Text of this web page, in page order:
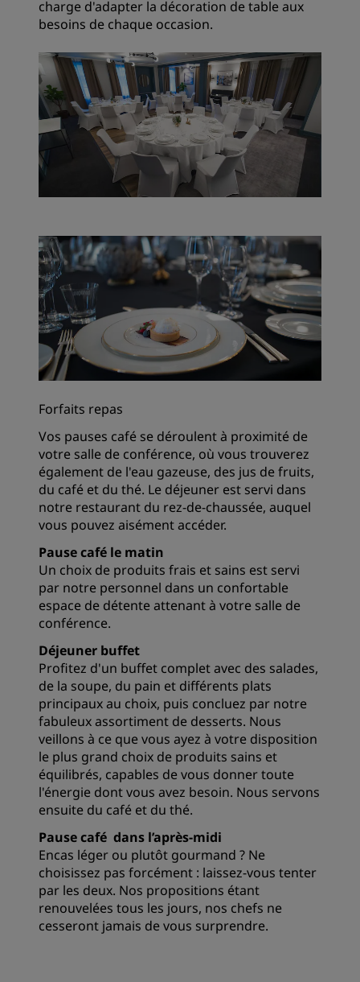
charge d'adapter la décoration de table aux
besoins de chaque occasion.
Forfaits repas
Vos pauses café se déroulent à proximité de
votre salle de conférence, où vous trouverez
également de l'eau gazeuse, des jus de fruits,
du café et du thé. Le déjeuner est servi dans
notre restaurant du rez-de-chaussée, auquel
vous pouvez aisément accéder.
Pause café le matin
Un choix de produits frais et sains est servi
par notre personnel dans un confortable
espace de détente attenant à votre salle de
conférence.
Déjeuner buffet
Profitez d'un buffet complet avec des salades,
de la soupe, du pain et différents plats
principaux au choix, puis concluez par notre
fabuleux assortiment de desserts. Nous
veillons à ce que vous ayez à votre disposition
le plus grand choix de produits sains et
équilibrés, capables de vous donner toute
l'énergie dont vous avez besoin. Nous servons
ensuite du café et du thé.
Pause café dans l’après-midi
Encas léger ou plutôt gourmand ? Ne
choisissez pas forcément : laissez-vous tenter
par les deux. Nos propositions étant
renouvelées tous les jours, nos chefs ne
cesseront jamais de vous surprendre.